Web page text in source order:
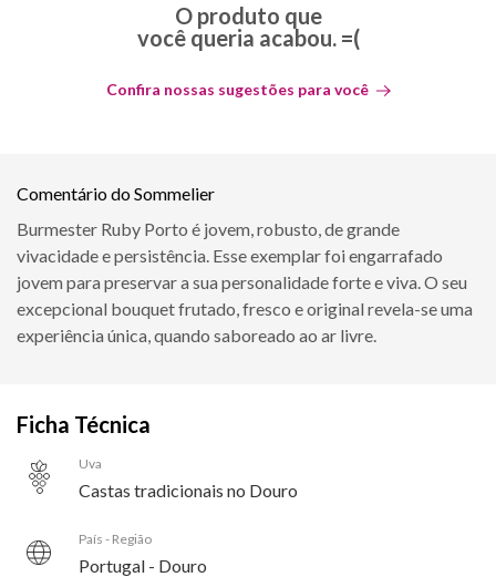
O produto que
você queria acabou. =(
Confira nossas sugestões para você
Comentário do Sommelier
Burmester Ruby Porto é jovem, robusto, de grande
vivacidade e persistência. Esse exemplar foi engarrafado
jovem para preservar a sua personalidade forte e viva. O seu
excepcional bouquet frutado, fresco e original revela-se uma
experiência única, quando saboreado ao ar livre.
Ficha Técnica
Uva
Castas tradicionais no Douro
País - Região
Portugal - Douro